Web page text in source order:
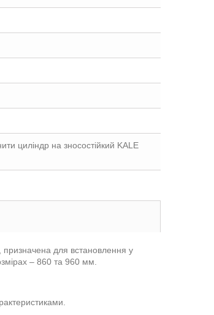
циліндр на зносостійкий KALE
призначена для встановлення у
– 860 та 960 мм.